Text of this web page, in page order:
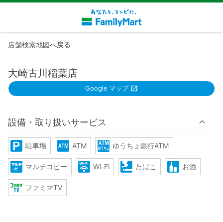
店舗検索地図へ戻る
大崎古川稲葉店
Google マップ
設備・取り扱いサービス
駐車場 ATM ゆうちょ銀行ATM
マルチコピー Wi-Fi たばこ お酒
ファミマTV